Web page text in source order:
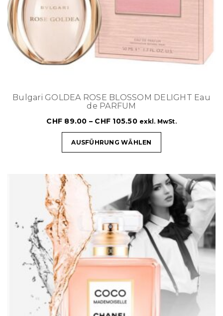
Bulgari GOLDEA ROSE BLOSSOM DELIGHT Eau
de PARFUM
CHF 89.00 – CHF 105.50 exkl. MwSt.
AUSFÜHRUNG WÄHLEN